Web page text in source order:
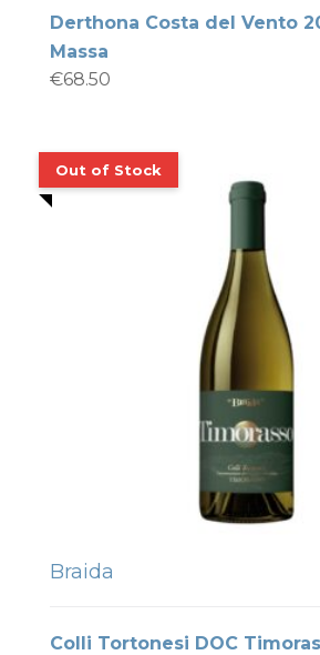
Derthona Costa del Vento
Massa
€68.50
Braida
Colli Tortonesi DOC